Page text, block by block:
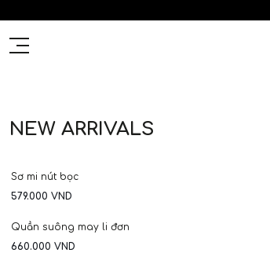
NEW ARRIVALS
HOT
Sơ mi nút bọc
579.000 VND
Quần suông may li đơn
660.000 VND